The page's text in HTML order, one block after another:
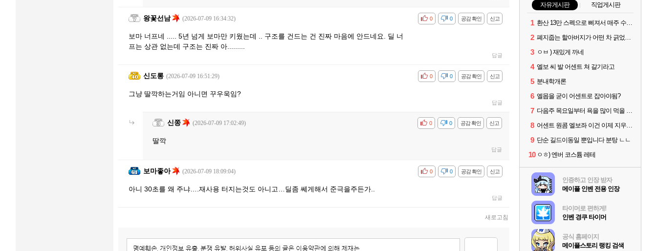
왕꽃선남 (2026-07-09 16:34:32) 신고
공감 확인
비공감 0
0
보마 너프네 ..... 5년 넘게 보마만 키웠는데 .. 구조를 건드는 건 진짜 마음에 안드네요. 딜 너
프는 상관 없는데 구조는 진짜 아.........
답글
신도롱 (2026-07-09 16:51:29) 신고
공감 확인
비공감 0
0
그냥 딸깍하는거임 아니면 꾸우욱임?
답글
신쫑 (2026-07-09 17:02:49) 신고
공감 확인
비공감 0
0
딸깍
답글
보마좋아 (2026-07-09 18:09:04) 신고
공감 확인
비공감 0
0
아니 30초를 왜 주냐….재사용 터지는것도 아니고…딜좀 쎄게해서 준극을주든가..
답글
새로고침
자유게시판 직업게시판
1 환산 13만 스펙으로 삐져서 매주 수로 10만점 치고있으면 ㅋㅋ
2 폐지줍는 할아버지가 어떤 차 긁었는데
3 ㅇㅂ ) 재밌게 까네
4 엘보 씨 발 어센트 쳐 갈기라고
5 분내학개론
6 엘몹을 굳이 어센트로 잡아야됨?
7 다음주 목요일부터 욕을 많이 먹을 거 같은 기분이 들어
8 어센트 원콤 엘보좌 이건 이제 지우셔야할듯
9 단순 길드이동일 뿐입니다 분탕 ㄴㄴ
10 ㅇㅎ) 엔버 코스튬 레테
인증하고 인장 받자
메이플 인벤 전용 인장
타이머로 편하게!
인벤 경쿠 타이머
공식 홈페이지
메이플스토리 랭킹 검색